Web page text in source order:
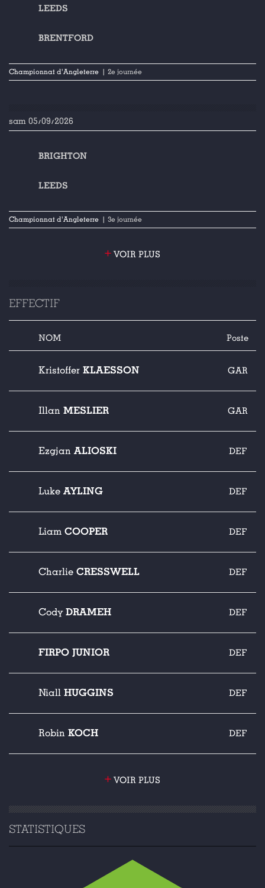
LEEDS
BRENTFORD
Championnat d'Angleterre | 2e journée
sam 05/09/2026
BRIGHTON
LEEDS
Championnat d'Angleterre | 3e journée
+ VOIR PLUS
EFFECTIF
NOM Poste
Kristoffer KLAESSON GAR
Illan MESLIER GAR
Ezgjan ALIOSKI DEF
Luke AYLING DEF
Liam COOPER DEF
Charlie CRESSWELL DEF
Cody DRAMEH DEF
FIRPO JUNIOR DEF
Niall HUGGINS DEF
Robin KOCH DEF
+ VOIR PLUS
STATISTIQUES